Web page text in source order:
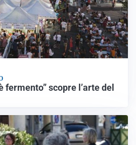
fermento” scopre l’arte del